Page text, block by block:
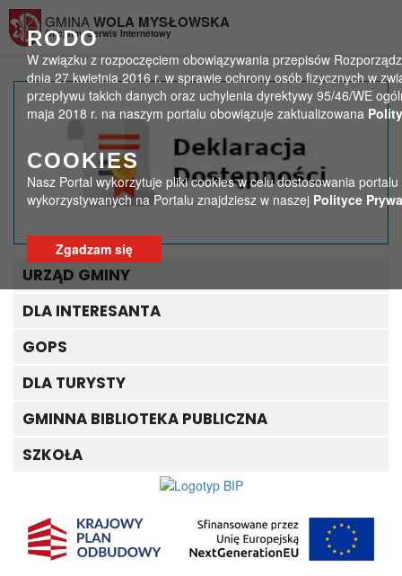
RODO
W związku z rozpoczęciem obowiązywania przepisów
dnia 27 kwietnia 2016 r. w sprawie ochrony osób fizycznych w
przepływu takich danych oraz uchylenia dyrektywy 95/46/WE
maja 2018 r. na naszym portalu obowiązuje zaktualizowana
COOKIES
Nasz Portal wykorzytuje pliki cookies w celu dostosowania
wykorzystywanych na Portalu znajdziesz w naszej Polityce
Zgadzam się
GMINA WOLA MYSŁOWSKA
Oficjalny Serwis Internetowy
Środki z KPO pomogą w
wyposażeniu naszych
szkół w nowoczesne
urządzenia
multimedialne!
Strona główna > Bez kategorii >
Środki z KPO pomogą w wyposażeniu naszych szkół w
nowoczesne urządzenia multimedialne!
URZĄD GMINY
DLA INTERESANTA
GOPS
DLA TURYSTY
GMINNA BIBLIOTEKA PUBLICZNA
SZKOŁA